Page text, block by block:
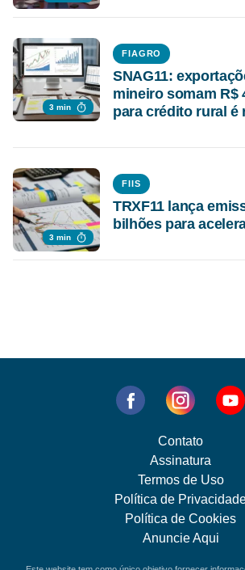
3 min
FIAGRO
SNAG11:
mineiro somam R$
para crédito rural é
3 min
FIIS
TRXF11 lança
bilhões para
Contato
Assinatura
Termos de Uso
Política de
Política de Cookies
Anuncie Aqui